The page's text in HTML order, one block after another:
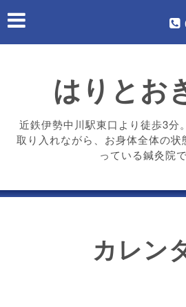
はりとお
近鉄伊勢中川駅東口より徒歩3分
取り入れながら、お身体全体の
っている鍼灸院で
カレン